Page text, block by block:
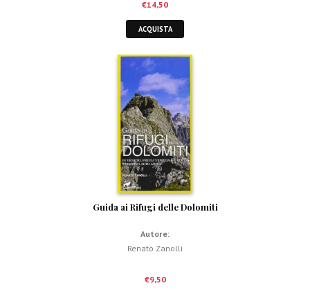
€14,50
ACQUISTA
Guida ai Rifugi delle Dolomiti
Autore:
Renato Zanolli
€9,50